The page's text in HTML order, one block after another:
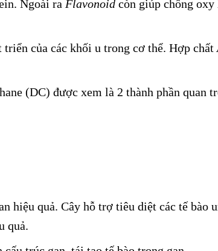
Ngoài ra Flavonoid còn giúp chống oxy
triển của các khối u trong cơ thể. Hợp chất
(DC) được xem là 2 thành phần quan
hiệu quả. Cây hỗ trợ tiêu diệt các tế bào
quả.